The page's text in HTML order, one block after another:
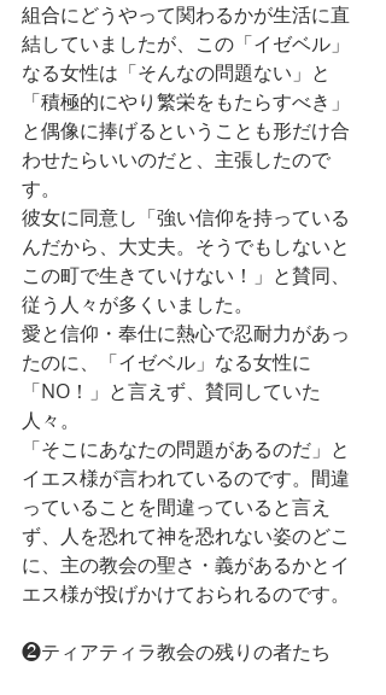
組合にどうやって関わるかが生活に直
結していましたが、この「イゼベル」
なる女性は「そんなの問題ない」と
「積極的にやり繁栄をもたらすべき」
と偶像に捧げるということも形だけ合
わせたらいいのだと、主張したので
す。
彼女に同意し「強い信仰を持っている
んだから、大丈夫。そうでもしないと
この町で生きていけない！」と賛同、
従う人々が多くいました。
愛と信仰・奉仕に熱心で忍耐力があっ
たのに、「イゼベル」なる女性に
「NO！」と言えず、賛同していた
人々。
「そこにあなたの問題があるのだ」と
イエス様が言われているのです。間違
っていることを間違っていると言え
ず、人を恐れて神を恐れない姿のどこ
に、主の教会の聖さ・義があるかとイ
エス様が投げかけておられるのです。
❷ティアティラ教会の残りの者たち